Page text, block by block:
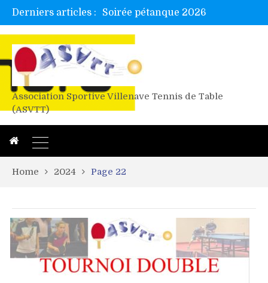
Derniers articles :
Soirée pétanque 2026
Tetelle et Wawa en bretagne
Alex valide l’EF
Association Sportive Villenave Tennis de Table
(ASVTT)
Home 2024 Page 22